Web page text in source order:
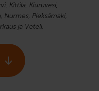
Kittilä, Kiuruvesi,
Nurmes, Pieksämäki,
ja Veteli.